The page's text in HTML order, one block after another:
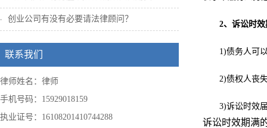
创业公司有没有必要请法律顾问？
联系我们
律师姓名：律师
手机号码：15929018159
执业证号：16108201410744288
2、 诉讼时
1)债务人可
2)债权人丧
3)诉讼时效
诉讼时效期满